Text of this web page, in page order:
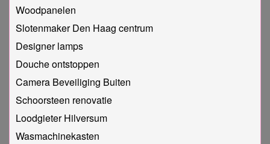
Woodpanelen
Slotenmaker Den Haag centrum
Designer lamps
Douche ontstoppen
Camera Beveiliging Buiten
Schoorsteen renovatie
Loodgieter Hilversum
Wasmachinekasten